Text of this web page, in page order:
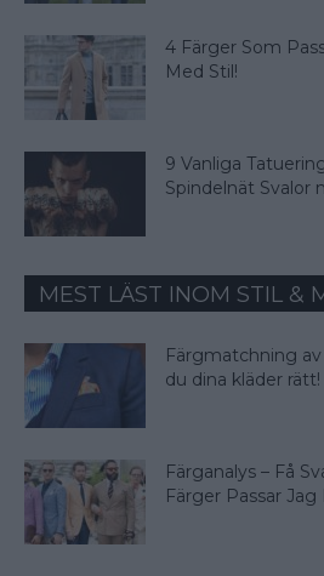
4 Färger Som
Med Stil!
9 Vanliga
Spindelnät Svalor
MEST LÄST INOM STIL &
Färgmatchning
du dina kläder rätt!
Färganalys – Få
Färger Passar Jag